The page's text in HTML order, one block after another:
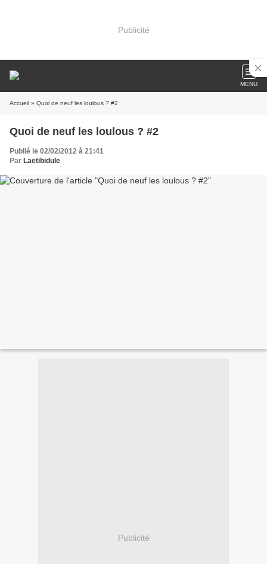
Publicité
MENU
Accueil » Quoi de neuf les loulous ? #2
Quoi de neuf les loulous ? #2
Publié le 02/02/2012 à 21:41
Par Laetibidule
Publicité